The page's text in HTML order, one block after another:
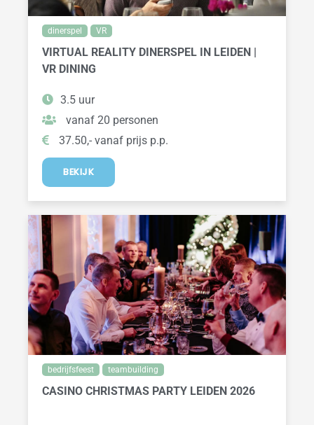
dinerspel VR
VIRTUAL REALITY DINERSPEL IN LEIDEN |
VR DINING
3.5 uur
vanaf 20 personen
37.50,- vanaf prijs p.p.
BEKIJK
bedrijfsfeest teambuilding
CASINO CHRISTMAS PARTY LEIDEN 2026